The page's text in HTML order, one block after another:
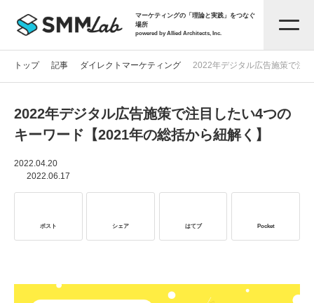
マーケティングの「理論と実践」をつなぐ
場所
powered by Allied Architects, Inc.
記事一覧
サービス資料
トップ 記事 ダイレクトマーケティング 2022年デジタル広告施策で注
2022年デジタル広告施策で注目したい4つの
キーワード【2021年の総括から紐解く】
2022.04.20
2022.06.17
ポスト シェア はてブ Pocket